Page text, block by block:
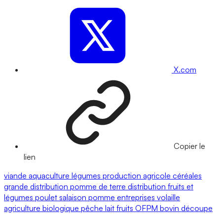
X.com
Copier le
lien
viande aquaculture légumes production agricole céréales
grande distribution pomme de terre distribution fruits et
légumes poulet salaison pomme entreprises volaille
agriculture biologique pêche lait fruits OFPM bovin découpe